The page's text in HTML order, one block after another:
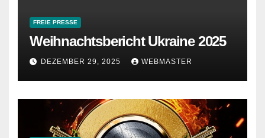
FREIE PRESSE
Weihnachtsbericht Ukraine 2025
DEZEMBER 29, 2025 WEBMASTER